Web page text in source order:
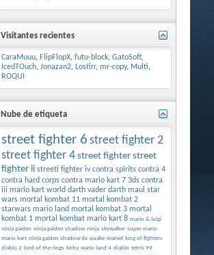
Visitantes recientes
CaraMuuu, FlipFlopX, futu-block, GatoSoft,
IcedTOuch, Jonazan2, Lostirr, mr-copy, Multi,
ROQUI
Nube de etiqueta
street fighter 6 street fighter 2
street fighter 4 street fighter street
fighter ii streeti fighter iv contra spirits contra 4
contra hard corps contra mario kart 7 3ds contra
iii mario kart world darth vader darth maul star
wars mortal kombat 11 mortal kombat 2
starwars mario land mortal kombat 3 mortal
kombat 1 mortal kombat mario kart 8 mario & luigi
ninja gaiden ninja gaiden shadow ninja skywalker super mario
mario kart ninja gaiden shadow dx quake marvel
king of fighters
diablo 2
lord of the rings kirby wario land 4 diablo tetris 99